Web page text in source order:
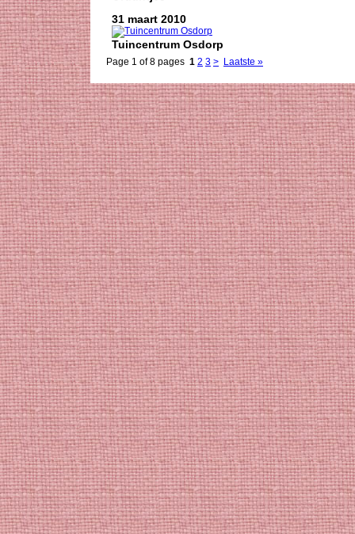
31 maart 2010
Tuincentrum Osdorp
Page 1 of 8 pages 1 2 3 > Laatste »